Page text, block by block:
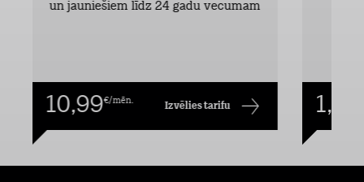
un jauniešiem līdz 24 gadu vecumam
10,99€/mēn. Izvēlies tarifu 1,00